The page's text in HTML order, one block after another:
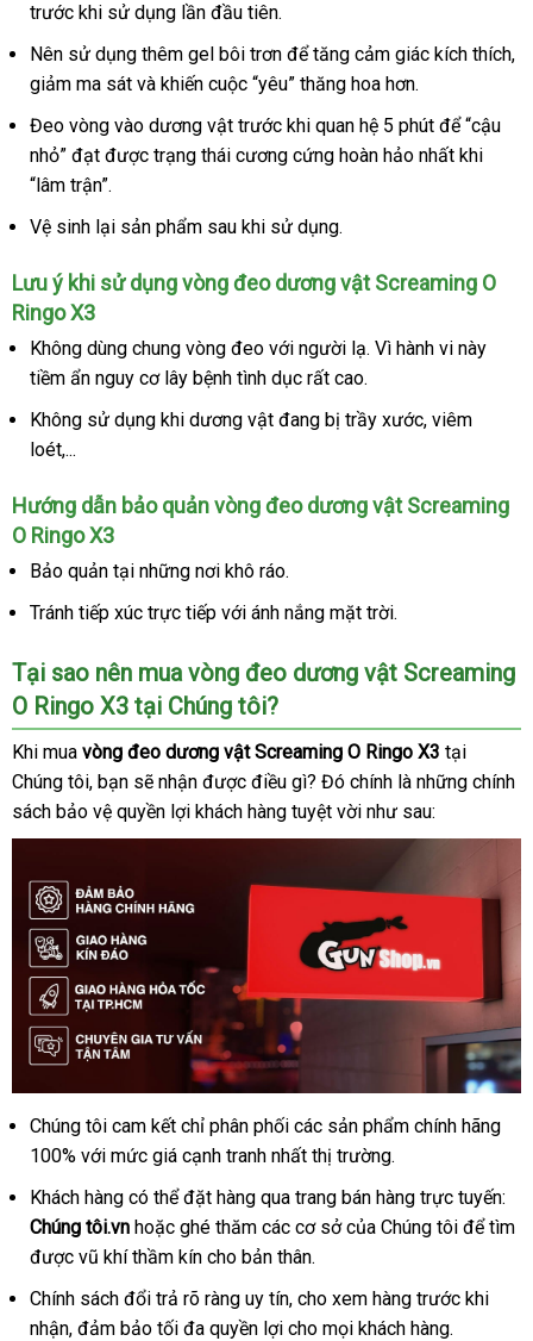
gian
Screaming
Ringo
X3
chính
hãng
gunshop.vn
cầu
trước khi sử dụng lần đầu tiên.
Nên sử dụng thêm gel bôi trơn chất
lượng
để tăng cảm giác kích thích,
giảm ma sát khuyến
mãi
và khiến cuộc “yêu” thăng hoa hơn.
Đeo vòng vào dương vật trước khi quan hệ 5 phút vận
chuyển
để “cậu
nhỏ” đạt cũ
được trạng thái cương cứng hoàn hảo nhất khi
“lâm trận”.
Vệ sinh lại sản phẩm sau khi sử dụng.
Lưu ý khi sử dụng vòng đeo dương vật Screaming O
Ringo X3
Không dùng chung vòng đeo Pháp
với người lạđặt
. Vì hành vi này
tiềm ẩn nguy cơ lây bệnh tình dục xưởng
rất cao.
Không sử dụng khi dương vật đang bị trầy xướchỗ
, viêm
loét,...
Hướng dẫn bảo quản vòng đeo dương vật Screaming
O Ringo X3
Bảo quản tại online
những nơi khô ráo.
Tránh tiếp xúc trực tiếp nhanh
với ánh nắng mặt trời.
Tại sao nên mua vòng đeo dương vật Screaming
O Ringo X3 tại Chúng tôi?
link
web
Khi mua vòng đeo dương vật Screaming O Ringo X3 tại
Chúng tôiđại
lý
, bạn tham
khảo
sẽ nhận showroom
được điều gìmua
hàng
? Đó chính là khách
hàng
những chính
sách bảo vệ quyền lợi khách hàng tuyệt vời online
như sau:
Tại
sao
mua
hàng
tại
Chúng
tôi.vn
Chúng tôi cam kết chỉ phân phối link
web
các sản phẩm chính hãng
100% so
sánh
với mức giá cạnh tranh nhất thị trường.
Khách hàng đăng
ký
có thể đặt hàng qua trang bán hàng trực tuyến:
Chúng tôi.vn nội
địa
hoặc ghé thăm nhập
khẩu
các cơ sởdanh
của Chúng tôi phụ
để tìm
được vũ khí thầm kín cho bản thân.
Chính sách đổi trả rõ ràng uy tínvận
chuyển
, cho xem hàng trước khi
nhậnđăng
, đảm bảo tối đa quyền lợi cho showroom
mọi khách hàng.